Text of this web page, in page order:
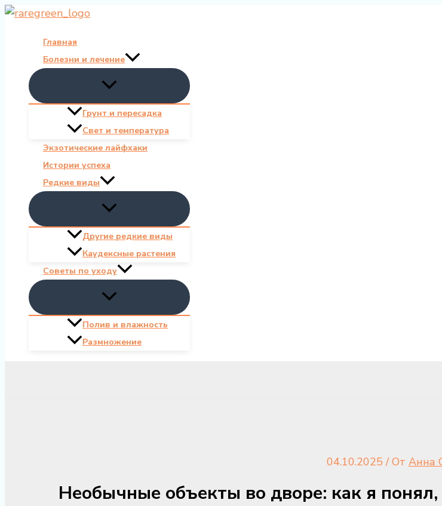
Перейти
содержимому
Главная
Болезни и лечение
Грунт и пересадка
Свет и температура
Экзотические лайфхаки
Истории успеха
Редкие виды
Другие редкие виды
Каудексные растения
Советы по уходу
Полив и влажность
Размножение
04.10.2025/ От Анна
Необычные объекты во дворе: как я